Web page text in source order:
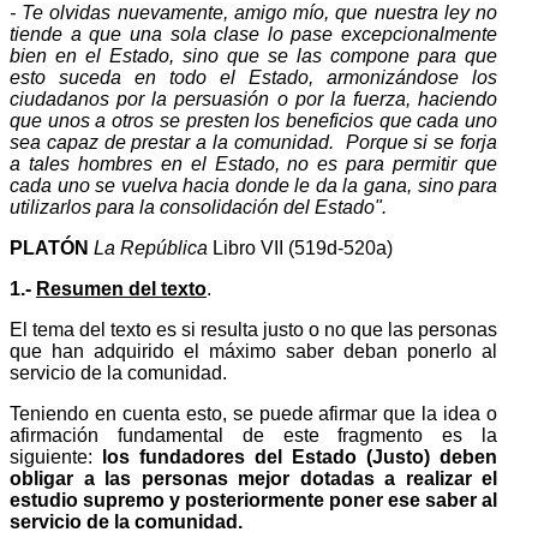
‑ Te olvidas nuevamente, amigo mío, que nuestra ley no
tiende a que una sola clase lo pase excepcionalmente
bien en el Estado, sino que se las compone para que
esto suceda en todo el Estado, armonizándose los
ciudadanos por la persuasión o por la fuerza, haciendo
que unos a otros se presten los beneficios que cada uno
sea capaz de prestar a la comunidad. Porque si se forja
a tales hombres en el Estado, no es para permitir que
cada uno se vuelva hacia donde le da la gana, sino para
utilizarlos para la consolidación del Estado".
PLATÓN La República Libro VII (519d-520a)
1.- Resumen del texto.
El tema del texto es si resulta justo o no que las perso­nas
que han adquirido el máximo saber deban ponerlo al
servi­cio de la comunidad.
Teniendo en cuenta esto, se puede afirmar que la idea o
afirmación fundamental de este fragmento es la
siguiente:
los fundadores del Estado (Justo) deben
obligar a las personas mejor dotadas a realizar el
estudio supremo y posteriormente poner ese saber al
servicio de la comunidad.